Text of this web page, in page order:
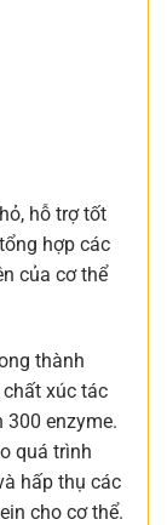
hỗ trợ tốt
hợp các
của cơ thể
thành
xúc tác
enzyme.
quá trình
hấp thụ các
cho cơ thể.